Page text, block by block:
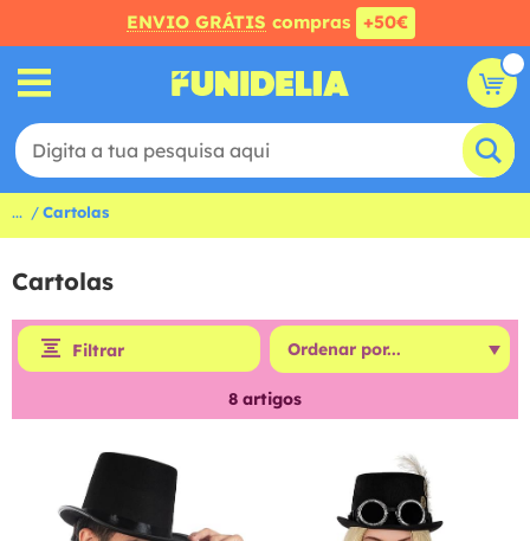
ENVIO GRÁTIS compras +50€
... Cartolas
Cartolas
Filtrar
8 artigos